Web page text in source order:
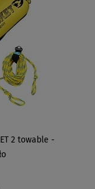
2 towable -